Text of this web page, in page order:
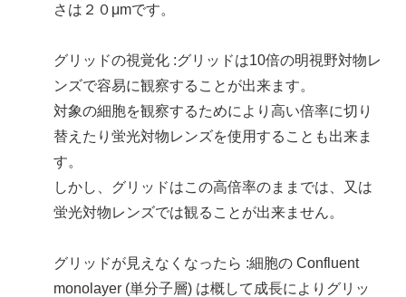
さは２０μmです。
グリッドの視覚化 :グリッドは10倍の明視野対物レ
ンズで容易に観察することが出来ます。
対象の細胞を観察するためにより高い倍率に切り
替えたり蛍光対物レンズを使用することも出来ま
す。
しかし、グリッドはこの高倍率のままでは、又は
蛍光対物レンズでは観ることが出来ません。
グリッドが見えなくなったら :細胞の Confluent
monolayer (単分子層) は概して成長によりグリッ